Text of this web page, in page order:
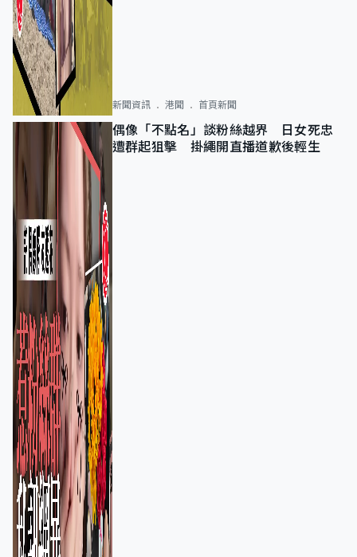
新聞資訊 港聞 首頁新聞
偶像「不點名」談粉絲越界 日女死忠
遭群起狙擊 掛繩開直播道歉後輕生